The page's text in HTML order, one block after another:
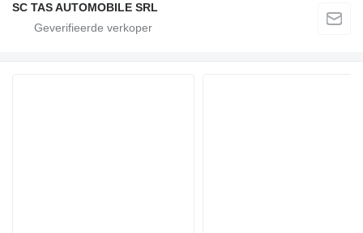
SC TAS AUTOMOBILE SRL